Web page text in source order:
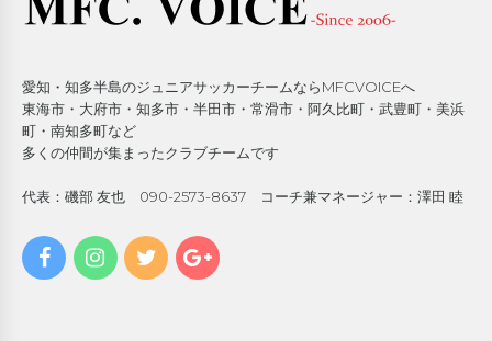
愛知・知多半島のジュニアサッカーチームならMFCVOICEへ
東海市・大府市・知多市・半田市・常滑市・阿久比町・武豊町・美浜
町・南知多町など
多くの仲間が集まったクラブチームです
代表：磯部 友也 090-2573-8637 コーチ兼マネージャー：澤田 睦